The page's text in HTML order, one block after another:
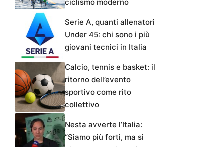
ciclismo moderno
Serie A, quanti allenatori
Under 45: chi sono i più
giovani tecnici in Italia
Calcio, tennis e basket: il
ritorno dell’evento
sportivo come rito
collettivo
Nesta avverte l’Italia:
“Siamo più forti, ma si